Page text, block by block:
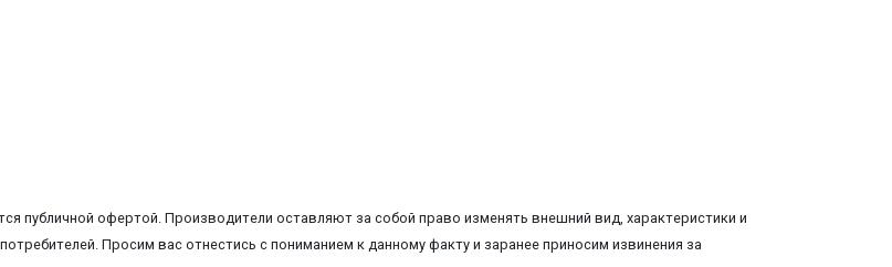
публичной офертой. Производители оставляют за собой право изменять внешний вид, характеристики и
Просим вас отнестись с пониманием к данному факту и заранее приносим извинения за